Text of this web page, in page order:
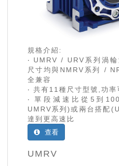
規格介紹:
‧ UMRV / URV系列渦
尺寸均與NMRV系列 /
全兼容
‧ 共有11種尺寸型號,功
‧ 單段減速比從5到
UMRV系列)或兩台搭配
達到更高速比
查看
UMRV